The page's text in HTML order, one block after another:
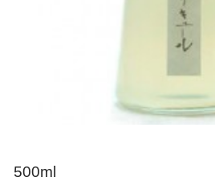
500ml